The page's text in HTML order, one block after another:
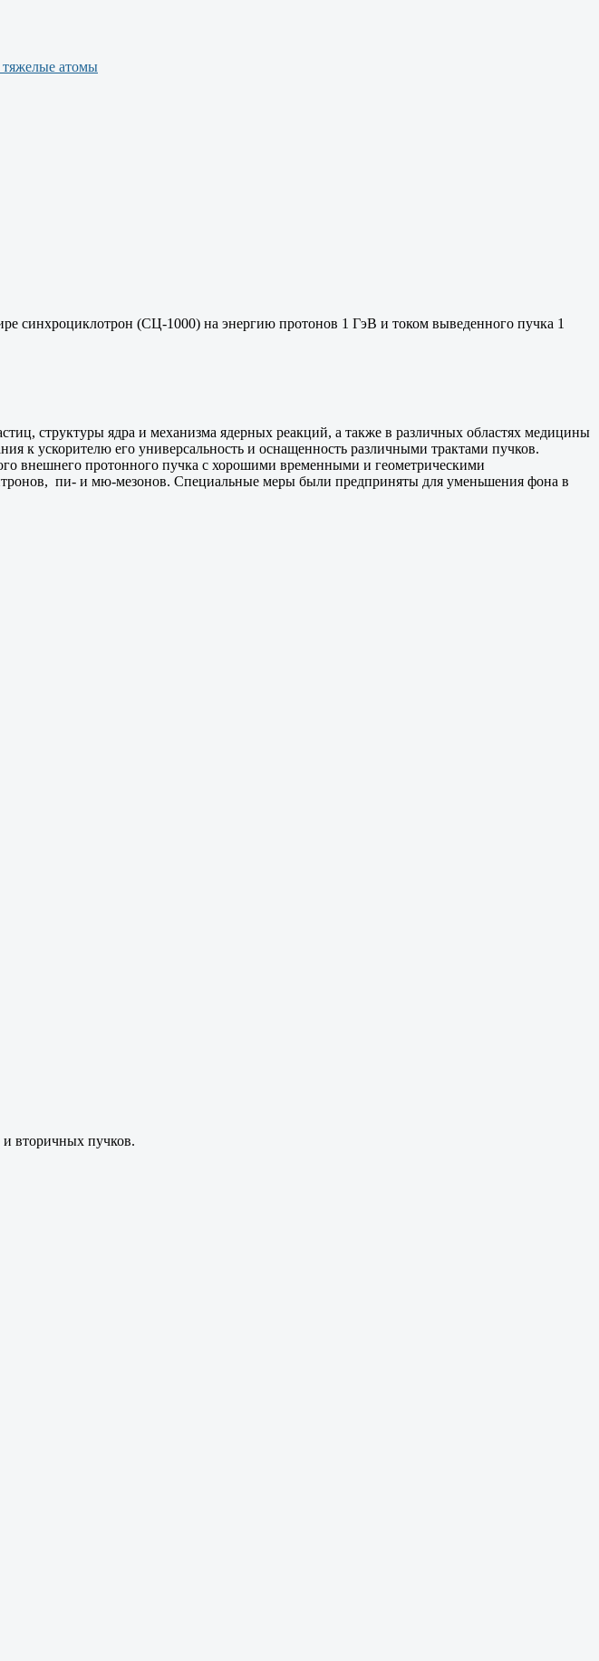
тяжелые атомы
(СЦ-1000) на энергию протонов 1 ГэВ и током выведенного пучка 1
структуры ядра и механизма ядерных реакций, а также в различных областях медицины
к ускорителю его универсальность и оснащенность различными трактами пучков.
внешнего протонного пучка с хорошими временными и геометрическими
пи- и мю-мезонов. Специальные меры были предприняты для уменьшения фона в
вторичных пучков.